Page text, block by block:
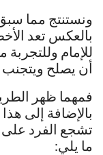
ونستنتج مما
بالعكس تعد
للإمام
أن يصلح ويتجنب
فمهما ظهر
بالإضافة إلى
تشجع الفرد على
ما يلي: